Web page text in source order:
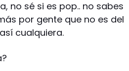
no sé si es pop.. no sabes
por gente que no es del
cualquiera.